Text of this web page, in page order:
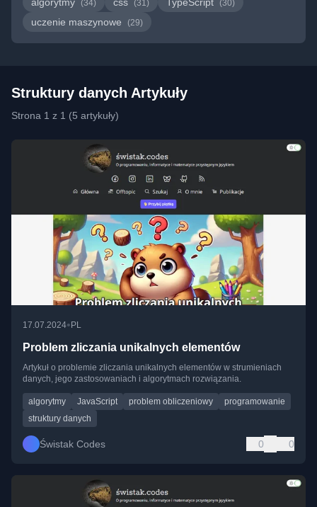
(34) (31) (30)
uczenie maszynowe (29)
Struktury danych Artykuły
Strona 1 z 1 (5 artykuły)
17.07.2024• PL
Problem zliczania unikalnych elementów
Artykuł o problemie zliczania unikalnych elementów w strumieniach
danych, jego zastosowaniach i algorytmach rozwiązania.
algorytmy JavaScript problem obliczeniowy
programowanie
struktury danych
Świstak Codes 0 0